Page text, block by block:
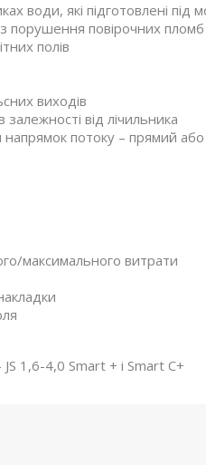
води, які підготовлені
порушення повірочних пломб
полів
виходів
від лічильника
напрямок потоку – прямий
максимального витрати
1,6-4,0 Smart + і Smart С+